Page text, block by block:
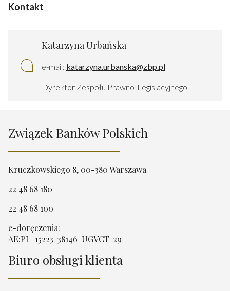
Kontakt
Katarzyna Urbańska
e-mail: katarzyna.urbanska@zbp.pl
Dyrektor Zespołu Prawno-Legislacyjnego
Związek Banków Polskich
Kruczkowskiego 8, 00-380 Warszawa
22 48 68 180
22 48 68 100
e-doręczenia:
AE:PL-15223-38146-UGVCT-29
Biuro obsługi klienta